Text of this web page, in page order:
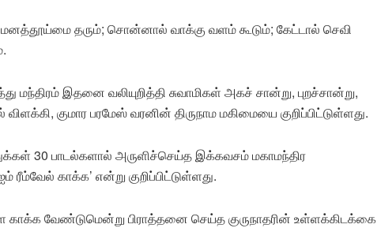
மனத்தூய்மை தரும்; சொன்னால் வாக்கு வளம் கூடும்; கேட்டால் செவி
மந்திரம் இதனை வலியுறித்தி சுவாமிகள் அகச் சான்று, புறச்சான்று,
குமார பரமேஸ் வரனின் திருநாம மகிமையை குறிப்பிட்டுள்ளது.
30 பாடல்களால் அருளிச்செய்த இக்கவசம் மகாமந்திர
ரீம்வேல் காக்க’ என்று குறிப்பிட்டுள்ளது.
காக்க வேண்டுமென்று பிராத்தனை செய்த குருநாதரின் உள்ளக்கிடக்கை